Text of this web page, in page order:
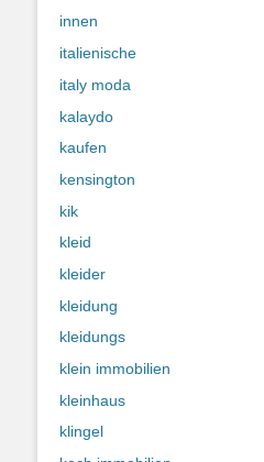
innen
italienische
italy moda
kalaydo
kaufen
kensington
kik
kleid
kleider
kleidung
kleidungs
klein immobilien
kleinhaus
klingel